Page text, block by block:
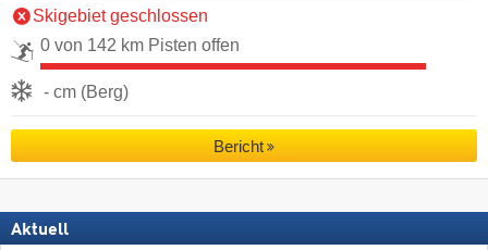
Skigebiet geschlossen
0 von 142 km Pisten offen
- cm (Berg)
Bericht
Aktuell